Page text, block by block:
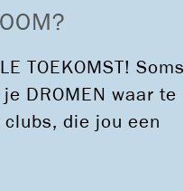
TOEKOMST! Soms
DROMEN waar te
die jou een